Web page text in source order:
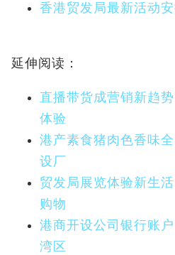
香港贸发局最新活动
延伸阅读：
直播带货成营销新趋
体验
港产素食猪肉色香味
设厂
贸发局展览体验新生
购物
港商开设公司银行账
湾区